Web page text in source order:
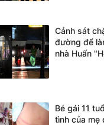
Cảnh sát
đường để
nhà Huấn
Bé gái 11
tình của mẹ